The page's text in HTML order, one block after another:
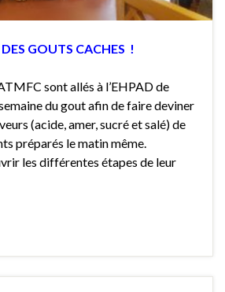
GOUTS CACHES !
sont allés à l’EHPAD de
du gout afin de faire deviner
(acide, amer, sucré et salé) de
préparés le matin même.
les différentes étapes de leur